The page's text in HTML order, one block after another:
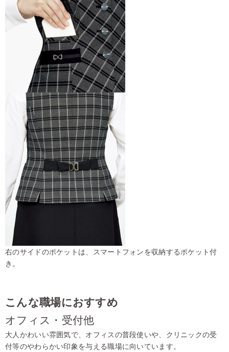
右のサイドのポケットは、スマートフォンを収納するポケット付
き。
こんな職場におすすめ
オフィス・受付他
大人かわいい雰囲気で、オフィスの普段使いや、クリニックの受
付等のやわらかい印象を与える職場に向いています。